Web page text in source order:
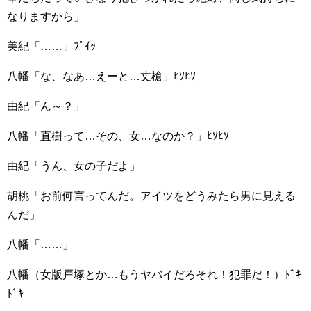
なりますから」
美紀「……」ﾌﾟｲｯ
八幡「な、なあ…えーと…丈槍」ﾋｿﾋｿ
由紀「ん～？」
八幡「直樹って…その、女…なのか？」ﾋｿﾋｿ
由紀「うん、女の子だよ」
胡桃「お前何言ってんだ。アイツをどうみたら男に見える
んだ」
八幡「……」
八幡（女版戸塚とか…もうヤバイだろそれ！犯罪だ！）ﾄﾞｷ
ﾄﾞｷ